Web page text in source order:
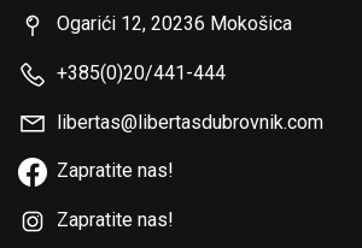
Ogarići 12, 20236 Mokošica
+385(0)20/441-444
libertas@libertasdubrovnik.com
Zapratite nas!
Zapratite nas!